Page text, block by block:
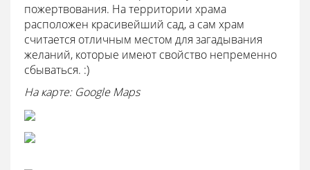
пожертвования. На территории храма
расположен красивейший сад, а сам храм
считается отличным местом для загадывания
желаний, которые имеют свойство непременно
сбываться. :)
На карте: Google Maps